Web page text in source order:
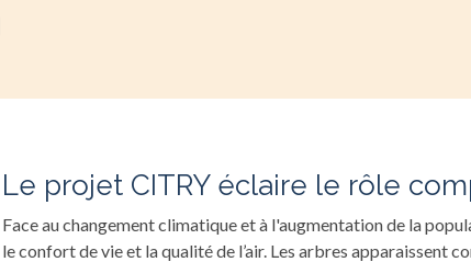
Le projet CITRY éclaire le rôle
Face au changement climatique et à l'augmentation de la
le confort de vie et la qualité de l’air. Les arbres apparaissent